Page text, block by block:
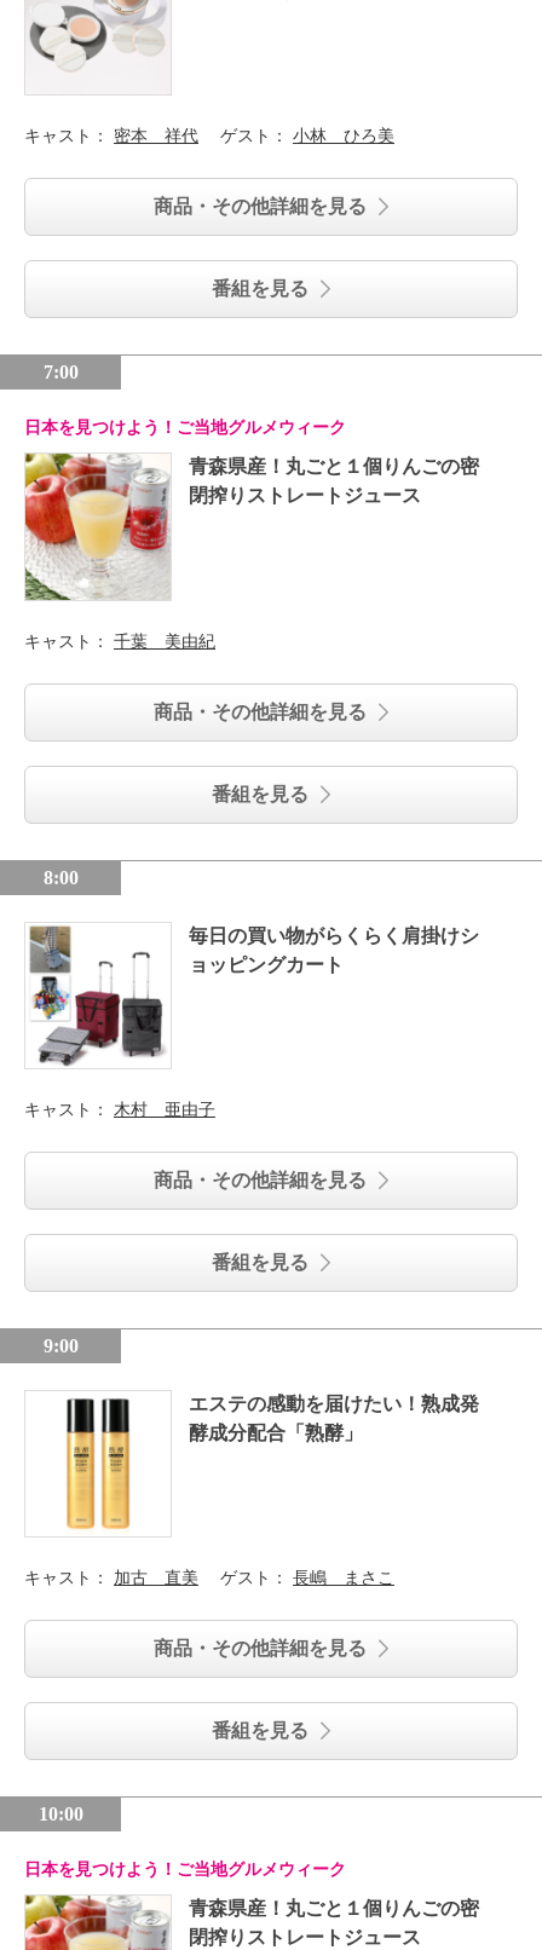
キャスト： 密本 祥代 ゲスト： 小林 ひろ美
商品・その他詳細を見る
番組を見る
7:00
日本を見つけよう！ご当地グルメウィーク
青森県産！丸ごと１個りんごの密
閉搾りストレートジュース
キャスト： 千葉 美由紀
商品・その他詳細を見る
番組を見る
8:00
毎日の買い物がらくらく肩掛けシ
ョッピングカート
キャスト： 木村 亜由子
商品・その他詳細を見る
番組を見る
9:00
エステの感動を届けたい！熟成発
酵成分配合「熟酵」
キャスト： 加古 直美 ゲスト： 長嶋 まさこ
商品・その他詳細を見る
番組を見る
10:00
日本を見つけよう！ご当地グルメウィーク
青森県産！丸ごと１個りんごの密
閉搾りストレートジュース